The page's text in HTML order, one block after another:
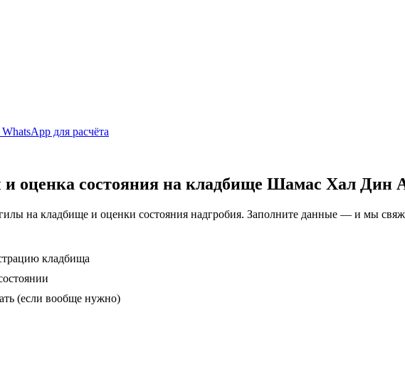
для расчёта
оценка состояния на кладбище Шамас Хал Дин
на кладбище и оценки состояния надгробия. Заполните данные — и мы
кладбища
(если вообще нужно)